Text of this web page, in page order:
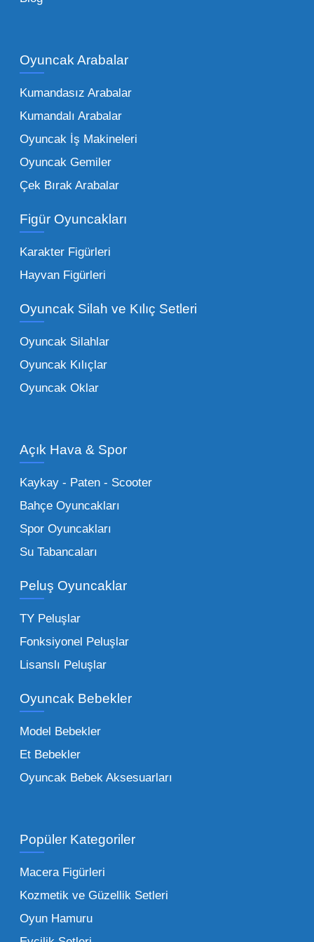
kadar zengindir. Bir mağazanın veya eğitim
çeşitliliği ile doğru orantılıdır. İşte Mega
Oyuncak bünyesinde öne çıkan ve en çok
tercih edilen kategorilerimiz:
Peluş Oyuncaklar:
vazgeçilmezi olan yumuşak dokulu sevilen
seçeneklerimizi keşfederek koleksiyonunuza
en sevilen karakterleri ekleyebilirsiniz.
Eğitici Setler:
tarafından tercih edilentoptan eğitici
ebeveynlerin son yıllarda en çok satın aldığı
ürün grupları arasında yer almaktadır.
Oyuncak Araçlar:
stok imkanımızla sunulmaktadır.
Küçük Oyuncaklar:
sağlayan toptan küçük oyuncaklar, bakkallar,
Bu kategorideki küçük oyuncaklar toptan
alımlarda çok düşük maliyetlerle yüksek
adetli stok yapmanıza olanak tanır. Özellikle
sürpriz paketler ve figürler, çocukların
harçlıklarıyla kolayca alabildiği ürünlerdir.
Çocuk Oyuncakları Toptan Seçenekleri:
Bebeklik döneminden ergenliğe kadar geniş
toptan tedariği yaparken, piyasadaki en son
figürlerden geleneksel oyun setlerine kadar
her şeyi portföyümüzde bulabilirsiniz.
İşletmeler için toptan oyuncak satış ve alımı
şüphesiz ki birim maliyetin düşmesidir.
Oyuncak toptan kanalına geçildiğinde,
perakende satış fiyatı ile alış fiyatı arasındaki
Oyuncak Arabalar
Kumandasız Arabalar
Kumandalı Arabalar
Oyuncak İş Makineleri
Oyuncak Gemiler
Çek Bırak Arabalar
Figür Oyuncakları
Karakter Figürleri
Hayvan Figürleri
Oyuncak Silah ve Kılıç Setleri
Oyuncak Silahlar
Oyuncak Kılıçlar
Oyuncak Oklar
Açık Hava & Spor
Kaykay - Paten - Scooter
Bahçe Oyuncakları
Spor Oyuncakları
Su Tabancaları
Peluş Oyuncaklar
TY Peluşlar
Fonksiyonel Peluşlar
Lisanslı Peluşlar
Oyuncak Bebekler
Model Bebekler
Et Bebekler
Oyuncak Bebek Aksesuarları
Popüler Kategoriler
Macera Figürleri
Kozmetik ve Güzellik Setleri
Oyun Hamuru